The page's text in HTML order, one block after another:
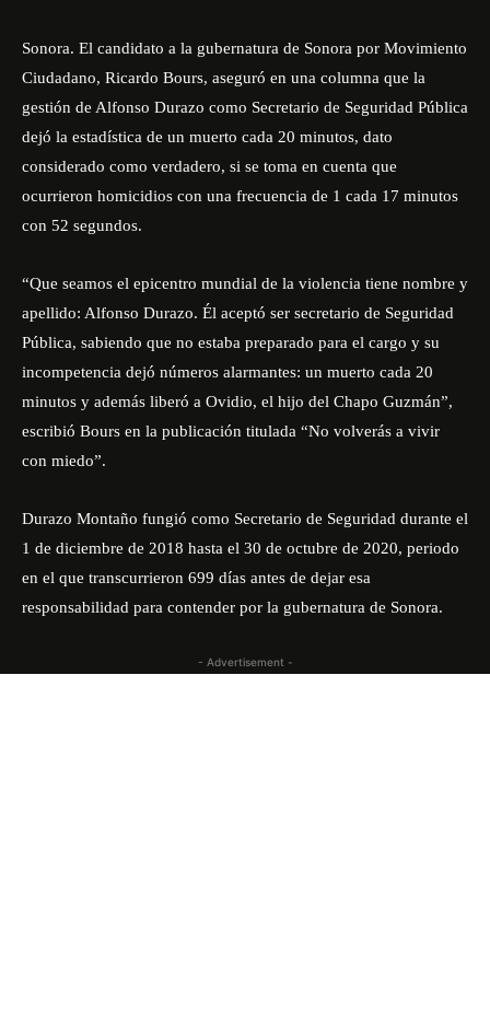
Sonora. El candidato a la gubernatura de Sonora por Movimiento
Ciudadano, Ricardo Bours, aseguró en una columna que la
gestión de Alfonso Durazo como Secretario de Seguridad Pública
dejó la estadística de un muerto cada 20 minutos, dato
considerado como verdadero, si se toma en cuenta que
ocurrieron homicidios con una frecuencia de 1 cada 17 minutos
con 52 segundos.
“Que seamos el epicentro mundial de la violencia tiene nombre y
apellido: Alfonso Durazo. Él aceptó ser secretario de Seguridad
Pública, sabiendo que no estaba preparado para el cargo y su
incompetencia dejó números alarmantes: un muerto cada 20
minutos y además liberó a Ovidio, el hijo del Chapo Guzmán”,
escribió Bours en la publicación titulada “No volverás a vivir
con miedo”.
Durazo Montaño fungió como Secretario de Seguridad durante el
1 de diciembre de 2018 hasta el 30 de octubre de 2020, periodo
en el que transcurrieron 699 días antes de dejar esa
responsabilidad para contender por la gubernatura de Sonora.
- Advertisement -